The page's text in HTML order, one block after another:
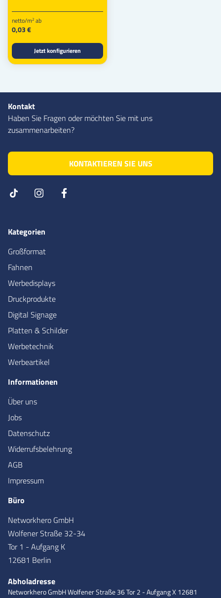
netto/m2 ab
0,03 €
Jetzt konfigurieren
Kontakt
Haben Sie Fragen oder möchten Sie mit uns
zusammenarbeiten?
KONTAKTIEREN SIE UNS
Kategorien
Großformat
Fahnen
Werbedisplays
Druckprodukte
Digital Signage
Platten & Schilder
Werbetechnik
Werbeartikel
Informationen
Über uns
Jobs
Datenschutz
Widerrufsbelehrung
AGB
Impressum
Büro
Networkhero GmbH
Wolfener Straße 32-34
Tor 1 - Aufgang K
12681 Berlin
Abholadresse
Networkhero GmbHWolfener Straße 36Tor 2 - Aufgang X12681